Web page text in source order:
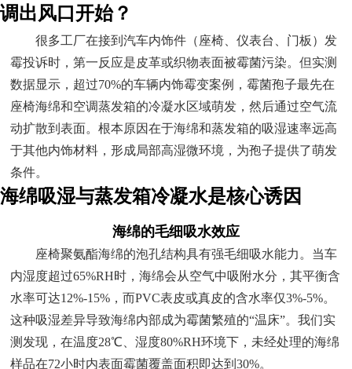
调出风口开始？
很多工厂在接到汽车内饰件（座椅、仪表台、门板）发
霉投诉时，第一反应是皮革或织物表面被霉菌污染。但实测
数据显示，超过70%的车辆内饰霉变案例，霉菌孢子最先在
座椅海绵和空调蒸发箱的冷凝水区域萌发，然后通过空气流
动扩散到表面。根本原因在于海绵和蒸发箱的吸湿速率远高
于其他内饰材料，形成局部高湿微环境，为孢子提供了萌发
条件。
海绵吸湿与蒸发箱冷凝水是核心诱因
海绵的毛细吸水效应
座椅聚氨酯海绵的泡孔结构具有强毛细吸水能力。当车
内湿度超过65%RH时，海绵会从空气中吸附水分，其平衡含
水率可达12%-15%，而PVC表皮或真皮的含水率仅3%-5%。
这种吸湿差异导致海绵内部成为霉菌繁殖的“温床”。我们实
测发现，在温度28℃、湿度80%RH环境下，未经处理的海绵
样品在72小时内表面霉菌覆盖面积即达到30%。